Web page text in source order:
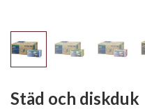
Städ och diskduk